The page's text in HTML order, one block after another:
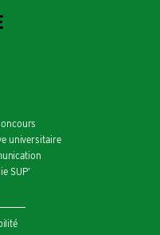
universitaire
SUP’